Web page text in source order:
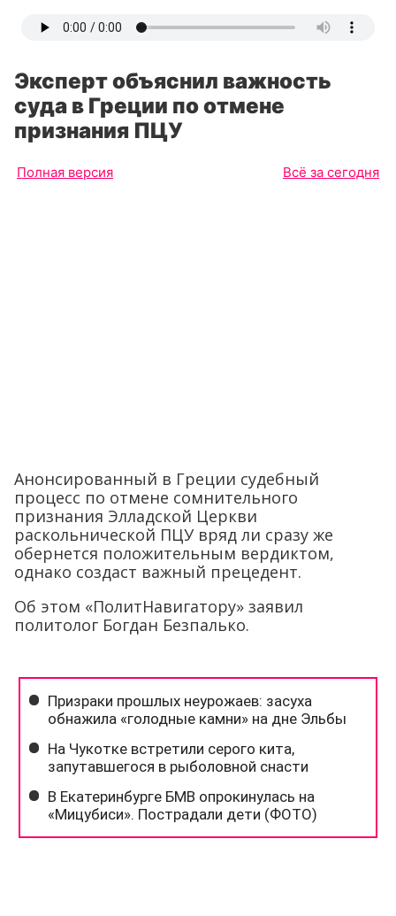
Эксперт объяснил важность
суда в Греции по отмене
признания ПЦУ
Полная версия Всё за сегодня
Анонсированный в Греции судебный
процесс по отмене сомнительного
признания Элладской Церкви
раскольнической ПЦУ вряд ли сразу же
обернется положительным вердиктом,
однако создаст важный прецедент.
Об этом «ПолитНавигатору» заявил
политолог Богдан Безпалько.